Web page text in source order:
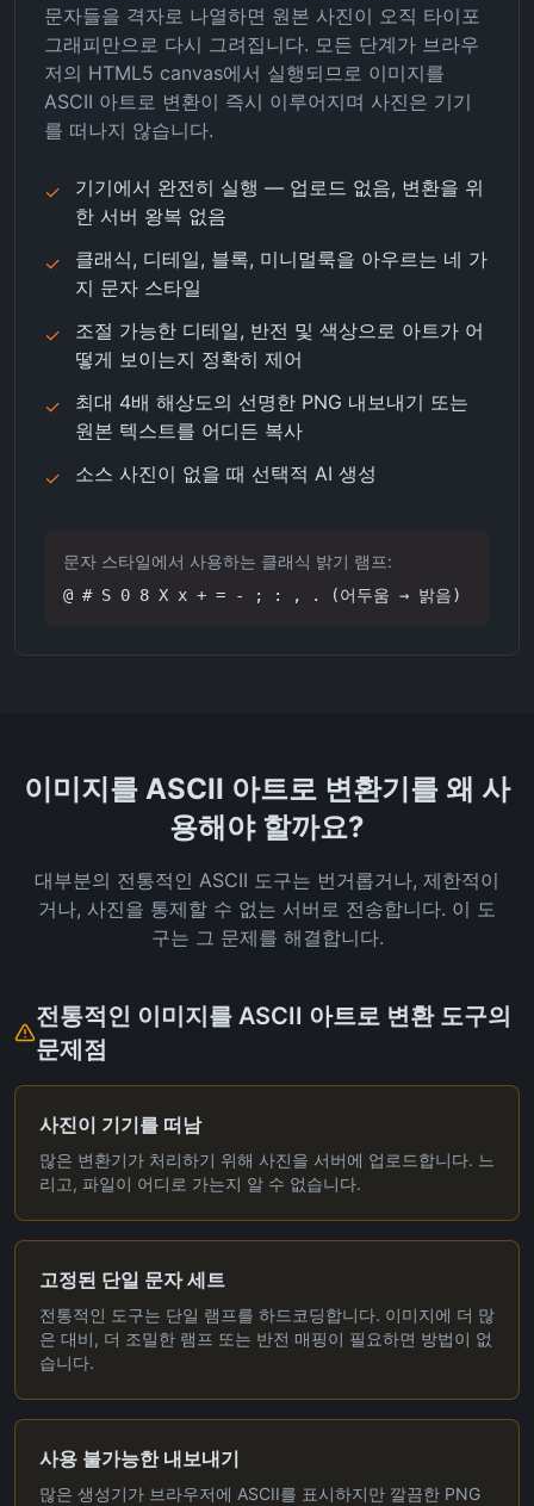
문자들을 격자로 나열하면 원본 사진이 오직 타이포
그래피만으로 다시 그려집니다. 모든 단계가 브라우
저의 HTML5 canvas에서 실행되므로 이미지를
ASCII 아트로 변환이 즉시 이루어지며 사진은 기기
를 떠나지 않습니다.
✓
기기에서 완전히 실행 — 업로드 없음, 변환을 위
한 서버 왕복 없음
✓
클래식, 디테일, 블록, 미니멀룩을 아우르는 네 가
지 문자 스타일
✓
조절 가능한 디테일, 반전 및 색상으로 아트가 어
떻게 보이는지 정확히 제어
✓
최대 4배 해상도의 선명한 PNG 내보내기 또는
원본 텍스트를 어디든 복사
✓
소스 사진이 없을 때 선택적 AI 생성
문자 스타일에서 사용하는 클래식 밝기 램프:
@ # S 0 8 X x + = - ; : , . (어두움 → 밝음)
이미지를 ASCII 아트로 변환기를 왜 사
용해야 할까요?
대부분의 전통적인 ASCII 도구는 번거롭거나, 제한적이
거나, 사진을 통제할 수 없는 서버로 전송합니다. 이 도
구는 그 문제를 해결합니다.
전통적인 이미지를 ASCII 아트로 변환 도구의
문제점
사진이 기기를 떠남
많은 변환기가 처리하기 위해 사진을 서버에 업로드합니다. 느
리고, 파일이 어디로 가는지 알 수 없습니다.
고정된 단일 문자 세트
전통적인 도구는 단일 램프를 하드코딩합니다. 이미지에 더 많
은 대비, 더 조밀한 램프 또는 반전 매핑이 필요하면 방법이 없
습니다.
사용 불가능한 내보내기
많은 생성기가 브라우저에 ASCII를 표시하지만 깔끔한 PNG